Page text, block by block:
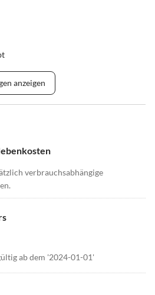
anzeigen
verbrauchsabhängige
ab dem '2024-01-01'